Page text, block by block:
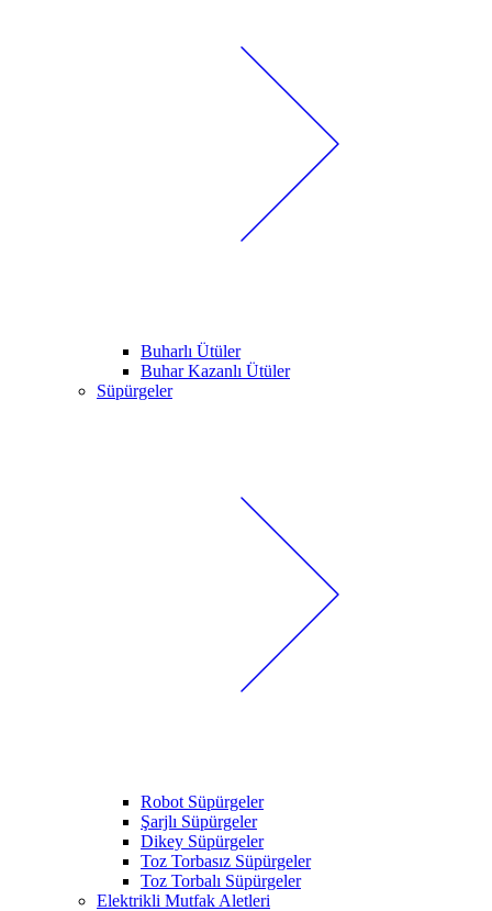
Buharlı Ütüler
Buhar Kazanlı Ütüler
Süpürgeler
Robot Süpürgeler
Şarjlı Süpürgeler
Dikey Süpürgeler
Toz Torbasız Süpürgeler
Toz Torbalı Süpürgeler
Elektrikli Mutfak Aletleri